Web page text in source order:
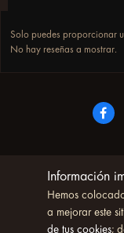
Solo puedes proporcionar
No hay reseñas a mostrar.
© Copyright
Información
Hemos
a mejorar este
de tus cookies;